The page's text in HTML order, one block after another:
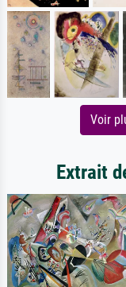
Voir
Extrait